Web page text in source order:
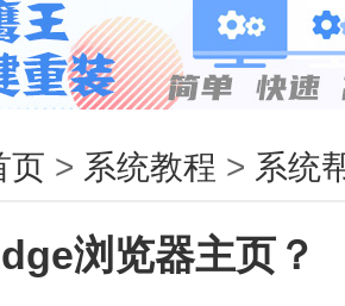
页 > 系统教程 > 系统
浏览器主页？